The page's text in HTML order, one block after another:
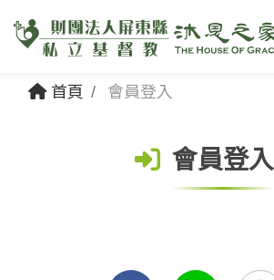
首頁 會員登入
會員登入